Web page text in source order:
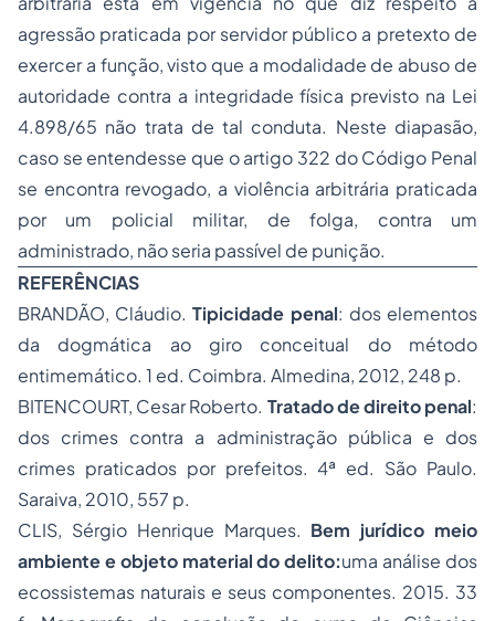
agressão praticada por servidor público a pretexto de
exercer a função, visto que a modalidade de abuso de
autoridade contra a integridade física previsto na Lei
4.898/65 não trata de tal conduta. Neste diapasão,
caso se entendesse que o artigo 322 do Código Penal
se encontra revogado, a violência arbitrária praticada
por um policial militar, de folga, contra um
administrado, não seria passível de punição.
REFERÊNCIAS
BRANDÃO, Cláudio.Tipicidade penal: dos elementos
da dogmática ao giro conceitual do método
entimemático. 1 ed. Coimbra. Almedina, 2012, 248 p.
BITENCOURT, Cesar Roberto. Tratado de direito penal:
dos crimes contra a administração pública e dos
crimes praticados por prefeitos. 4ª ed. São Paulo.
Saraiva, 2010, 557 p.
CLIS, Sérgio Henrique Marques. Bem jurídico meio
ambiente e objeto material do delito:uma análise dos
ecossistemas naturais e seus componentes. 2015. 33